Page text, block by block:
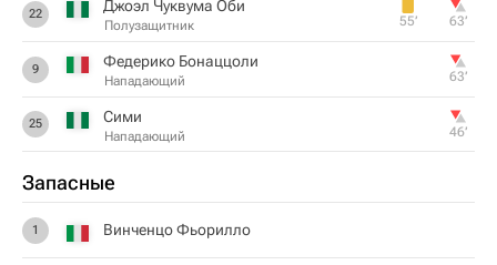
22 Джоэл Чуквума Оби
Полузащитник 55‎’‎ 63‎’‎
9 Федерико Бонаццоли
Нападающий 63‎’‎
25 Сими
Нападающий 46‎’‎
Запасные
1 Винченцо Фьорилло